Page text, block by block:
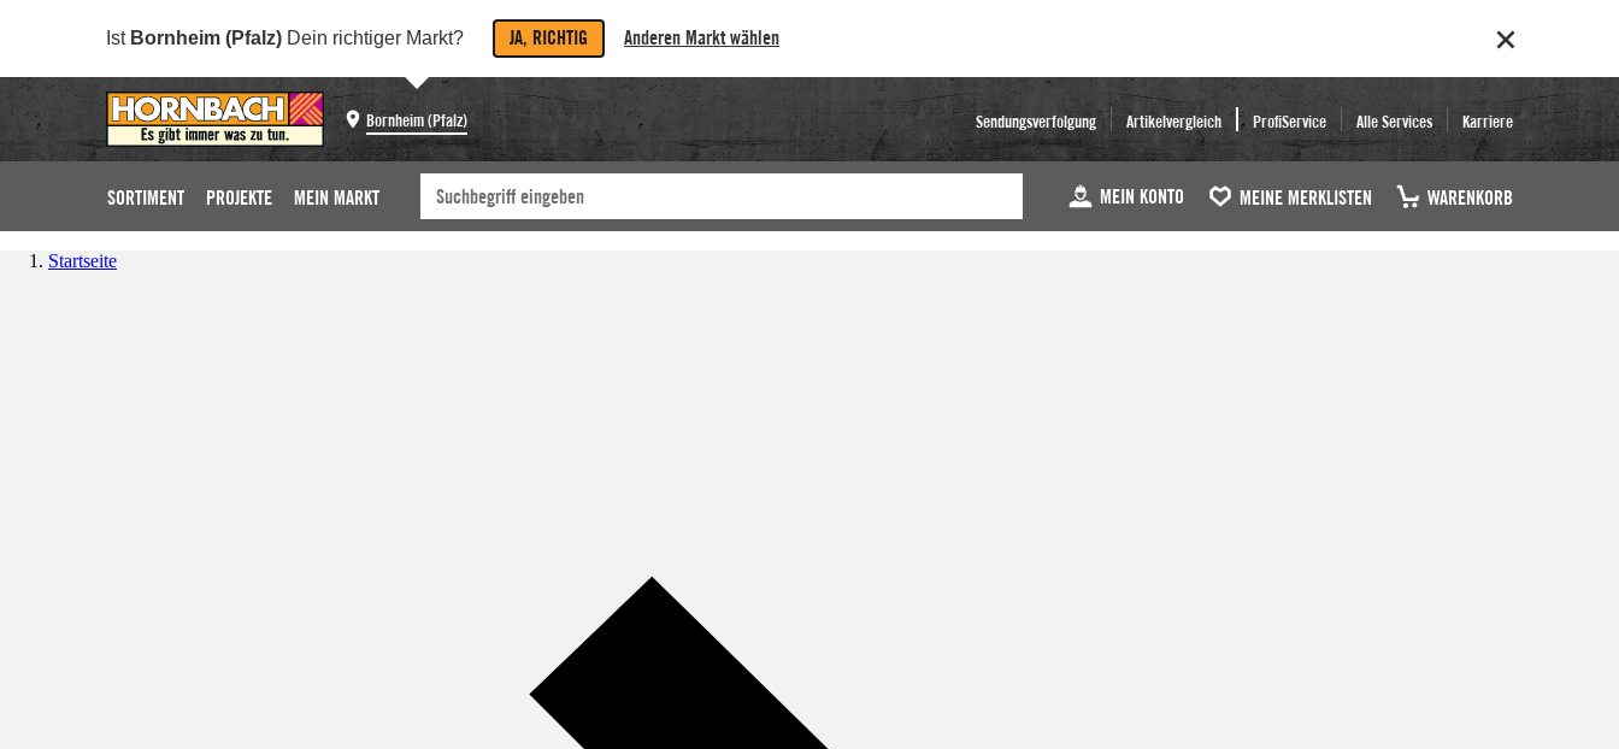
Ist Bornheim (Pfalz) Dein richtiger Markt? JA, RICHTIG Anderen Markt wählen
Bornheim (Pfalz) Sendungsverfolgung Artikelvergleich ProfiService Alle Services Karriere
SORTIMENT PROJEKTE MEIN MARKT MEIN KONTO MEINE MERKLISTEN WARENKORB
Startseite